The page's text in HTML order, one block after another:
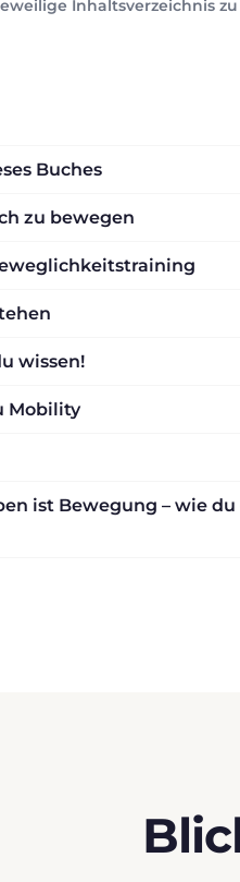
Inhaltsverzeichnis zu
Buches
zu bewegen
wissen!
Mobility
ist Bewegung – wie du